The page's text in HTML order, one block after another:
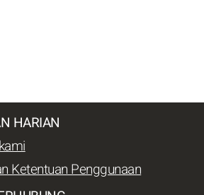
HARIAN
Ketentuan Penggunaan